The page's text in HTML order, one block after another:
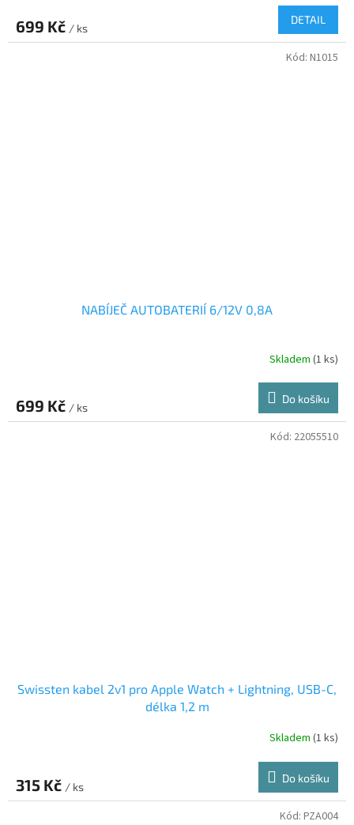
699 Kč / ks
DETAIL
NABÍJEČ AUTOBATERIÍ 6/12V 0,8A
Skladem (1 ks)
699 Kč / ks
Do košíku
Kód: N1015
Swissten kabel 2v1 pro Apple Watch + Lightning, USB-C,
délka 1,2 m
Skladem (1 ks)
315 Kč / ks
Do košíku
Kód: 22055510
Kód: PZA004